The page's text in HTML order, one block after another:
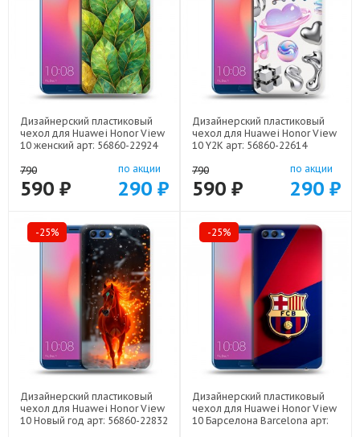
Дизайнерский пластиковый
чехол для Huawei Honor View
10 женский арт: 56860-22924
790
590 ₽
по акции
290 ₽
Дизайнерский пластиковый
чехол для Huawei Honor View
10 Y2K арт: 56860-22614
790
590 ₽
по акции
290 ₽
-25%
Дизайнерский пластиковый
чехол для Huawei Honor View
10 Новый год арт: 56860-22832
-25%
Дизайнерский пластиковый
чехол для Huawei Honor View
10 Барселона Barcelona арт: